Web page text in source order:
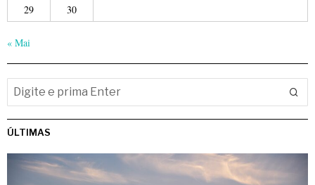
29 30
« Mai
ÚLTIMAS